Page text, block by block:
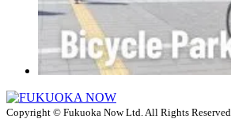
Copyright © Fukuoka Now Ltd. All Rights Reserved.